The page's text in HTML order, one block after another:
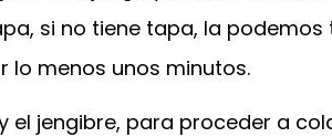
si no tiene tapa, la
lo menos unos minutos.
jengibre, para proceder a